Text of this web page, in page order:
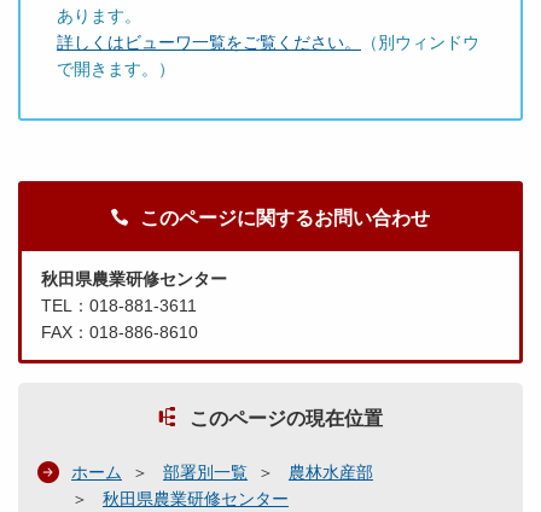
あります。
詳しくはビューワ一覧をご覧ください。
（別ウィンドウ
で開きます。）
このページに関するお問い合わせ
秋田県農業研修センター
TEL：018-881-3611
FAX：018-886-8610
このページの現在位置
ホーム 部署別一覧
農林水産部
秋田県農業研修センター